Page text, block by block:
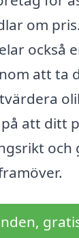
om
också
att ta
att ditt
och